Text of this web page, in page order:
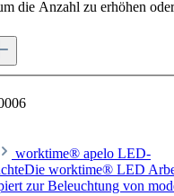
die Anzahl zu erhöhen
worktime® apelo LED-
worktime® LED
zur Beleuchtung von